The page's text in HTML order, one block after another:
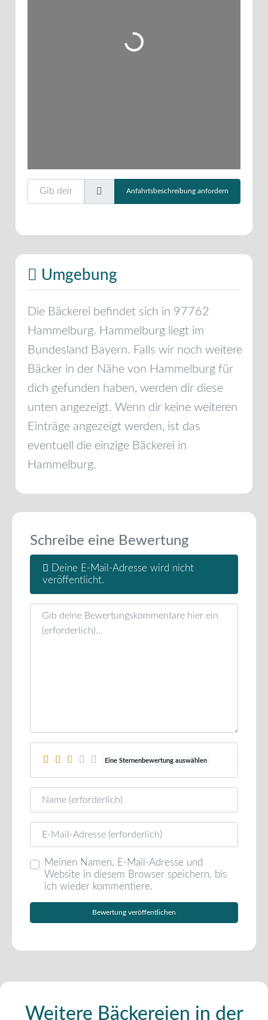
Wird geladen …
Gib deinen Standort ein.
Anfahrtsbeschreibung anfordern
Umgebung
Die Bäckerei befindet sich in 97762
Hammelburg. Hammelburg liegt im
Bundesland Bayern. Falls wir noch weitere
Bäcker in der Nähe von Hammelburg für
dich gefunden haben, werden dir diese
unten angezeigt. Wenn dir keine weiteren
Einträge angezeigt werden, ist das
eventuell die einzige Bäckerei in
Hammelburg.
Schreibe eine Bewertung
Deine E-Mail-Adresse wird nicht
veröffentlicht.
Rezensionstext
Eine Sternenbewertung auswählen
Name
E-Mail
Meinen Namen, E-Mail-Adresse und
Website in diesem Browser speichern, bis
ich wieder kommentiere.
Weitere Bäckereien in der